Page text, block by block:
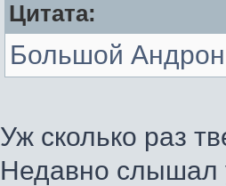
Цитата:
Большой
Уж сколько раз
Недавно слышал